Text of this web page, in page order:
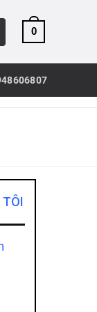
0
TÔI